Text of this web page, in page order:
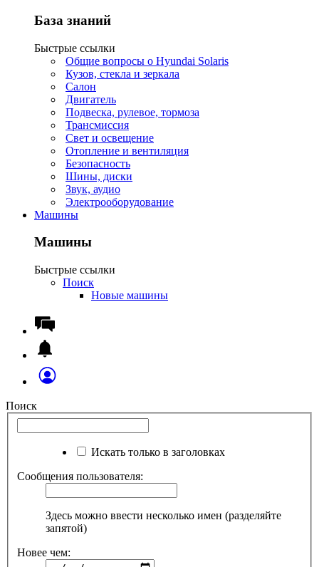
База знаний
Быстрые ссылки
Общие вопросы о Hyundai Solaris
Кузов, стекла и зеркала
Салон
Двигатель
Подвеска, рулевое, тормоза
Трансмиссия
Свет и освещение
Отопление и вентиляция
Безопасность
Шины, диски
Звук, аудио
Электрооборудование
Машины
Машины
Быстрые ссылки
Поиск
Новые машины
Поиск
Искать только в заголовках
Сообщения пользователя:
Здесь можно ввести несколько имен (разделяйте
запятой)
Новее чем: